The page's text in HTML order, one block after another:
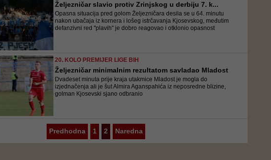
Željezničar slavio protiv Zrinjskog u derbiju 7. k...
Opasna situacija pred golom Željezničara desila se u 64. minutu
nakon ubačaja iz kornera i lošeg istrčavanja Kjosevskog, međutim
defanzivni red ''plavih'' je dobro reagovao i otklonio opasnost
20. KOLO PREMIJER LIGE BIH
Željezničar minimalnim rezultatom savladao Mladost
Dvadeset minuta prije kraja utakmice Mladost je mogla do
izjednačenja ali je šut Almira Aganspahića iz neposredne blizine,
golman Kjosevski sjano odbranio
Predhodna 1 2 Naredna